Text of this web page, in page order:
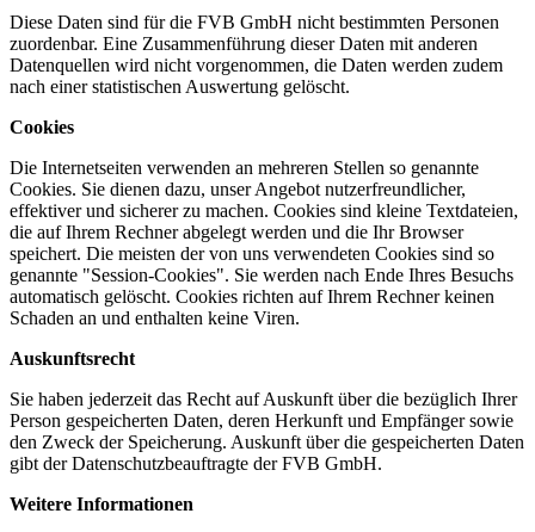
Diese Daten sind für die FVB GmbH nicht bestimmten Personen
zuordenbar. Eine Zusammenführung dieser Daten mit anderen
Datenquellen wird nicht vorgenommen, die Daten werden zudem
nach einer statistischen Auswertung gelöscht.
Cookies
Die Internetseiten verwenden an mehreren Stellen so genannte
Cookies. Sie dienen dazu, unser Angebot nutzerfreundlicher,
effektiver und sicherer zu machen. Cookies sind kleine Textdateien,
die auf Ihrem Rechner abgelegt werden und die Ihr Browser
speichert. Die meisten der von uns verwendeten Cookies sind so
genannte "Session-Cookies". Sie werden nach Ende Ihres Besuchs
automatisch gelöscht. Cookies richten auf Ihrem Rechner keinen
Schaden an und enthalten keine Viren.
Auskunftsrecht
Sie haben jederzeit das Recht auf Auskunft über die bezüglich Ihrer
Person gespeicherten Daten, deren Herkunft und Empfänger sowie
den Zweck der Speicherung. Auskunft über die gespeicherten Daten
gibt der Datenschutzbeauftragte der FVB GmbH.
Weitere Informationen